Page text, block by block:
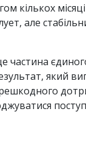
кількох
але
частина
який